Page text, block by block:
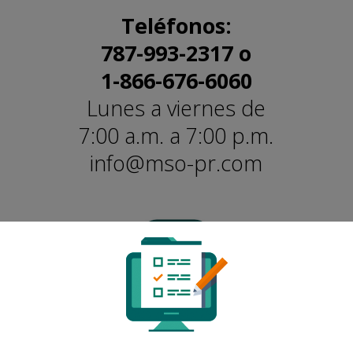
Teléfonos:
787-993-2317 o
1-866-676-6060
Lunes a viernes de
7:00 a.m. a 7:00 p.m.
info@mso-pr.com
Dirección Postal: